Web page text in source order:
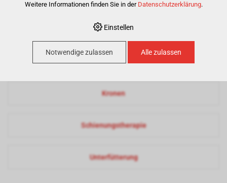
Kronen & Brücken
Kunststoffe
Kronen
Schienungstherapie
Unterfütterung
Weitere Informationen finden Sie in der Datenschutzerklärung.
Einstellen
Notwendige zulassen Alle zulassen